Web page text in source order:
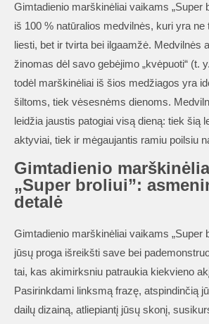
Gimtadienio marškinėliai vaikams „Super
iš 100 % natūralios medvilnės, kuri yra
liesti, bet ir tvirta bei ilgaamžė. Medvilnės
žinomas dėl savo gebėjimo „kvėpuoti“ (t.
todėl marškinėliai iš šios medžiagos yra
šiltoms, tiek vėsesnėms dienoms.
leidžia jaustis patogiai visą dieną: tiek šią
aktyviai, tiek ir mėgaujantis ramiu poilsiu
Gimtadienio
„Super broliui”:
detalė
Gimtadienio marškinėliai vaikams „Super
jūsų proga išreikšti save bei
tai, kas akimirksniu patraukia kiekvieno
Pasirinkdami linksmą frazę, atspindinčią
dailų dizainą, atliepiantį jūsų skonį,